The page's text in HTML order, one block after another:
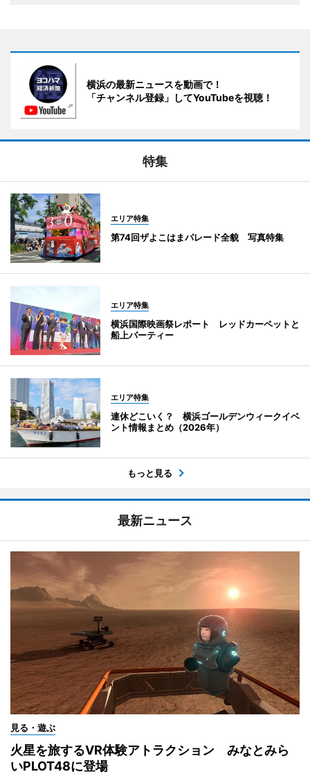
横浜の最新ニュースを動画で！
「チャンネル登録」してYouTubeを視聴！
特集
エリア特集
第74回ザよこはまパレード全貌 写真特集
エリア特集
横浜国際映画祭レポート レッドカーペットと
船上パーティー
エリア特集
連休どこいく？ 横浜ゴールデンウィークイベ
ント情報まとめ（2026年）
もっと見る
最新ニュース
見る・遊ぶ
火星を旅するVR体験アトラクション みなとみら
いPLOT48に登場